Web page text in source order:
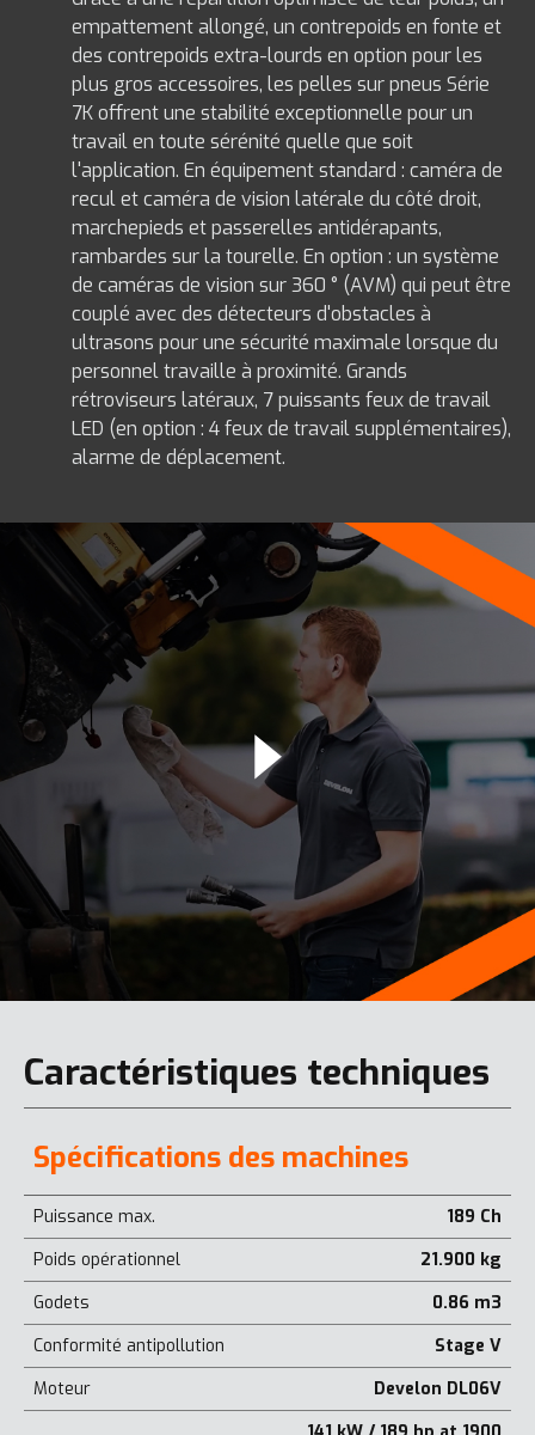
empattement allongé, un contrepoids en fonte et
des contrepoids extra-lourds en option pour les
plus gros accessoires, les pelles sur pneus Série
7K offrent une stabilité exceptionnelle pour un
travail en toute sérénité quelle que soit
l'application. En équipement standard : caméra de
recul et caméra de vision latérale du côté droit,
marchepieds et passerelles antidérapants,
rambardes sur la tourelle. En option : un système
de caméras de vision sur 360 ° (AVM) qui peut être
couplé avec des détecteurs d'obstacles à
ultrasons pour une sécurité maximale lorsque du
personnel travaille à proximité. Grands
rétroviseurs latéraux, 7 puissants feux de travail
LED (en option : 4 feux de travail supplémentaires),
alarme de déplacement.
Caractéristiques techniques
Spécifications des machines
Puissance max.
189 Ch
Poids opérationnel
21.900 kg
Godets
0.86 m3
Conformité antipollution
Stage V
Moteur
Develon DL06V